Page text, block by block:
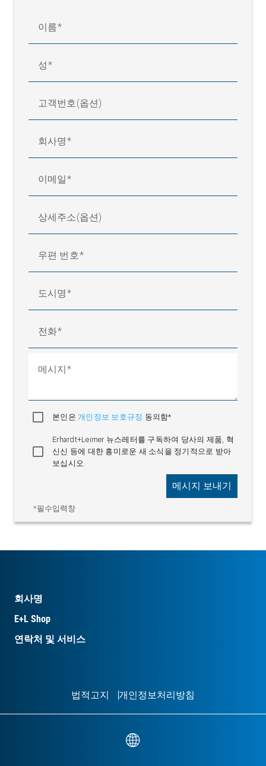
이름
성
고객번호(옵션)
회사명
이메일
상세주소(옵션)
우편 번호
도시명
전화
메시지
본인은 개인정보 보호규정 동의함*
Erhardt+Leimer 뉴스레터를 구독하여 당사의 제품, 혁
신신 등에 대한 흥미로운 새 소식을 정기적으로 받아
보십시오.
*필수입력창
메시지 보내기
회사명
E+L Shop
연락처 및 서비스
법적고지 개인정보처리방침